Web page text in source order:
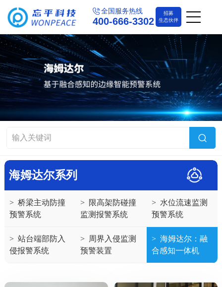
全国服务热线
400-666-3302
招募
生态伙伴
海姆达尔系列
> 桥梁主动防撞
预警系统
> 限高架防碰撞
监测报警系统
> 水位流速监测
预警系统
> 站台端部防入
侵报警系统
> 周界入侵监测
预警装置
> 海姆达尔：融
合感知一体机